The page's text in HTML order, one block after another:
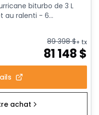
biturbo de 3 L
au ralenti - 6...
89 398$+ tx
81 148 $
achat